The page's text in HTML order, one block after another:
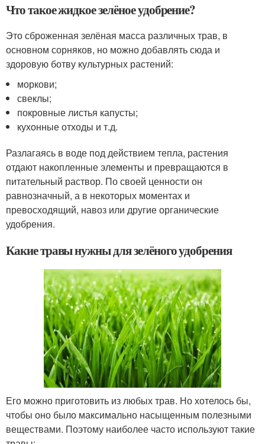
Что такое жидкое зелёное удобрение?
Это сброженная зелёная масса различных трав, в
основном сорняков, но можно добавлять сюда и
здоровую ботву культурных растений:
моркови;
свеклы;
покровные листья капусты;
кухонные отходы и т.д.
Разлагаясь в воде под действием тепла, растения
отдают накопленные элементы и превращаются в
питательный раствор. По своей ценности он
равнозначный, а в некоторых моментах и
превосходящий, навоз или другие органические
удобрения.
Какие травы нужны для зелёного удобрения
Его можно приготовить из любых трав. Но хотелось бы,
чтобы оно было максимально насыщенным полезными
веществами. Поэтому наиболее часто используют такие